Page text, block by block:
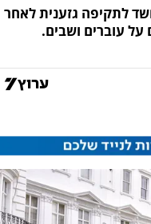
לתקיפה גזענית לאחר
על עוברים ושבים.